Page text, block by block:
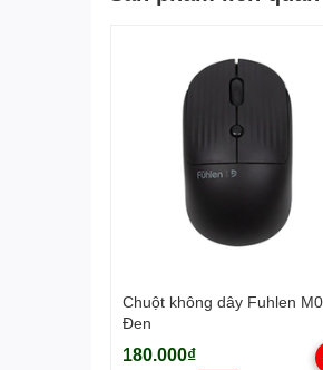
Chuột không dây Fuhlen
Đen
180.000₫